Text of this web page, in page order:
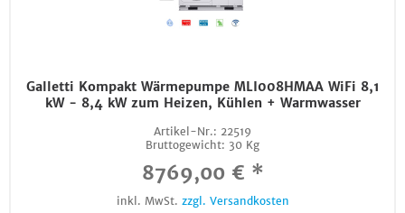
Galletti Kompakt Wärmepumpe MLI008HMAA WiFi 8,1
kW - 8,4 kW zum Heizen, Kühlen + Warmwasser
Artikel-Nr.: 22519
Bruttogewicht: 30 Kg
8769,00 € *
inkl. MwSt. zzgl. Versandkosten